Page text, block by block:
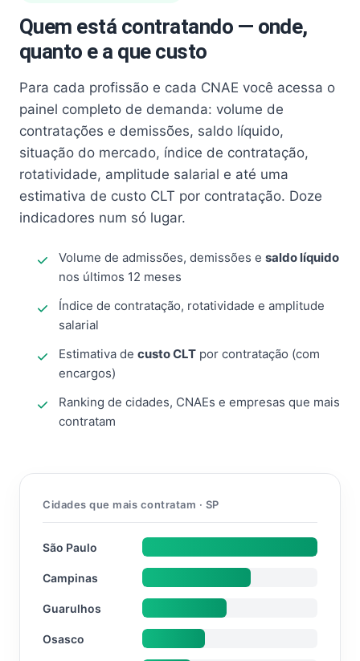
Quem está contratando — onde,
quanto e a que custo
Para cada profissão e cada CNAE você acessa o
painel completo de demanda: volume de
contratações e demissões, saldo líquido,
situação do mercado, índice de contratação,
rotatividade, amplitude salarial e até uma
estimativa de custo CLT por contratação. Doze
indicadores num só lugar.
Volume de admissões, demissões e saldo líquido
nos últimos 12 meses
Índice de contratação, rotatividade e amplitude
salarial
Estimativa de custo CLT por contratação (com
encargos)
Ranking de cidades, CNAEs e empresas que mais
contratam
Cidades que mais contratam · SP
São Paulo
Campinas
Guarulhos
Osasco